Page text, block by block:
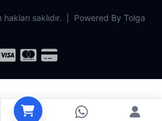
saklıdır. | Powered By Tolga